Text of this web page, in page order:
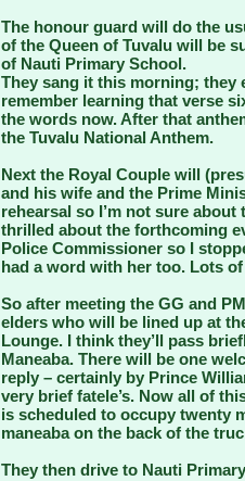
The honour guard will do the
of the Queen of Tuvalu will be
of Nauti Primary School.
They sang it this morning; they
remember learning that verse
the words now. After that
the Tuvalu National Anthem.
Next the Royal Couple will
and his wife and the Prime
rehearsal so I’m not sure
thrilled about the forthcoming
Police Commissioner so I
had a word with her too. Lots
So after meeting the GG and
elders who will be lined up at
Lounge. I think they’ll pass
Maneaba. There will be one
reply – certainly by Prince
very brief fatele’s. Now all of
is scheduled to occupy twenty
maneaba on the back of the
They then drive to Nauti